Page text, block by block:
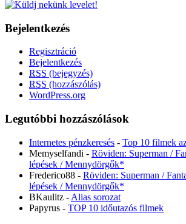
Bejelentkezés
Regisztráció
Bejelentkezés
RSS (bejegyzés)
RSS (hozzászólás)
WordPress.org
Legutóbbi hozzászólások
Internetes pénzkeresés - Top 10 filmek
Memyselfandi - Röviden: Superman /
lépések / Mennydörgők*
Frederico88 - Röviden: Superman /
lépések / Mennydörgők*
BKaulitz - Alias sorozat
Papyrus - TOP 10 időutazós filmek